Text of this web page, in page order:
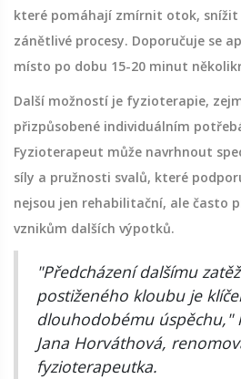
které pomáhají zmírnit otok,
zánětlivé procesy. Doporučuje se
místo po dobu 15-20 minut
Další možností je fyzioterapie,
přizpůsobené individuálním
Fyzioterapeut může navrhnout
síly a pružnosti svalů, které
nejsou jen rehabilitační, ale často
vznikům dalších výpotků.
"Předcházení dalšímu
postiženého kloubu je
dlouhodobému úspěchu,"
Jana Horváthová,
fyzioterapeutka.